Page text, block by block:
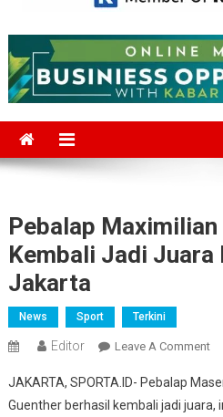
Pebalap Maximilian
Kembali Jadi Juara
Jakarta
News Sport Terkini
Editor Leave A CommentOn
JAKARTA, SPORTA.ID- Pebalap
Guenther berhasil kembali jadi